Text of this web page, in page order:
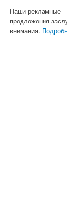
Наши рекламные
предложения
внимания.